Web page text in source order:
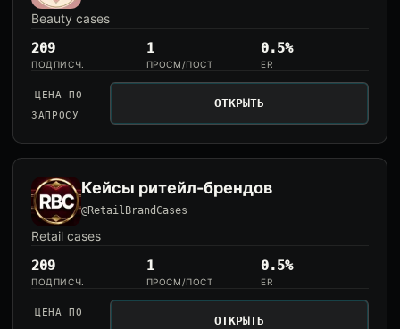
Beauty cases
209
ПОДПИСЧ.
1
ПРОСМ/ПОСТ
0.5%
ER
ЦЕНА ПО
ЗАПРОСУ
ОТКРЫТЬ
Кейсы ритейл-брендов
@RetailBrandCases
Retail cases
209
ПОДПИСЧ.
1
ПРОСМ/ПОСТ
0.5%
ER
ЦЕНА ПО
ОТКРЫТЬ